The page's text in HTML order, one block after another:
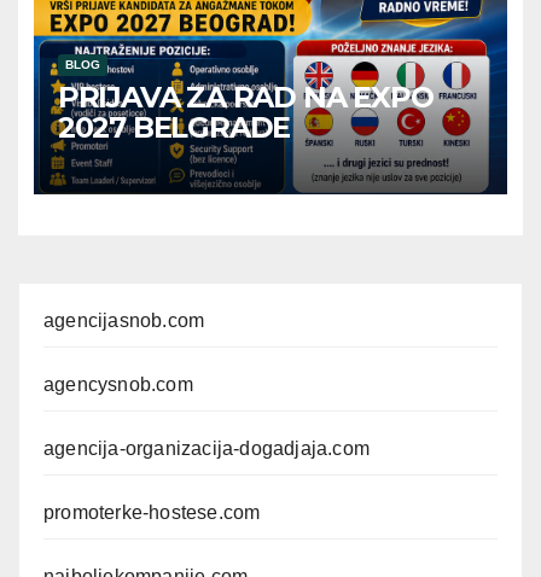
BLOG
PRIJAVA ZA RAD NA EXPO
2027 BELGRADE
agencijasnob.com
agencysnob.com
agencija-organizacija-dogadjaja.com
promoterke-hostese.com